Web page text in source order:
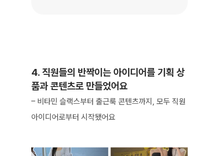
4. 직원들의 반짝이는 아이디어를 기획 상
품과 콘텐츠로 만들었어요
– 비타민 슬랙스부터 출근룩 콘텐츠까지, 모두 직원
아이디어로부터 시작됐어요